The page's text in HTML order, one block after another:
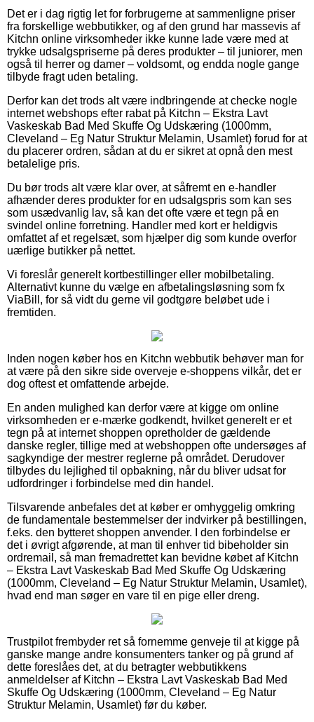
Det er i dag rigtig let for forbrugerne at sammenligne priser
fra forskellige webbutikker, og af den grund har massevis af
Kitchn online virksomheder ikke kunne lade være med at
trykke udsalgspriserne på deres produkter – til juniorer, men
også til herrer og damer – voldsomt, og endda nogle gange
tilbyde fragt uden betaling.
Derfor kan det trods alt være indbringende at checke nogle
internet webshops efter rabat på Kitchn – Ekstra Lavt
Vaskeskab Bad Med Skuffe Og Udskæring (1000mm,
Cleveland – Eg Natur Struktur Melamin, Usamlet) forud for at
du placerer ordren, sådan at du er sikret at opnå den mest
betalelige pris.
Du bør trods alt være klar over, at såfremt en e-handler
afhænder deres produkter for en udsalgspris som kan ses
som usædvanlig lav, så kan det ofte være et tegn på en
svindel online forretning. Handler med kort er heldigvis
omfattet af et regelsæt, som hjælper dig som kunde overfor
uærlige butikker på nettet.
Vi foreslår generelt kortbestillinger eller mobilbetaling.
Alternativt kunne du vælge en afbetalingsløsning som fx
ViaBill, for så vidt du gerne vil godtgøre beløbet ude i
fremtiden.
Inden nogen køber hos en Kitchn webbutik behøver man for
at være på den sikre side overveje e-shoppens vilkår, det er
dog oftest et omfattende arbejde.
En anden mulighed kan derfor være at kigge om online
virksomheden er e-mærke godkendt, hvilket generelt er et
tegn på at internet shoppen opretholder de gældende
danske regler, tillige med at webshoppen ofte undersøges af
sagkyndige der mestrer reglerne på området. Derudover
tilbydes du lejlighed til opbakning, når du bliver udsat for
udfordringer i forbindelse med din handel.
Tilsvarende anbefales det at køber er omhyggelig omkring
de fundamentale bestemmelser der indvirker på bestillingen,
f.eks. den bytteret shoppen anvender. I den forbindelse er
det i øvrigt afgørende, at man til enhver tid bibeholder sin
ordremail, så man fremadrettet kan bevidne købet af Kitchn
– Ekstra Lavt Vaskeskab Bad Med Skuffe Og Udskæring
(1000mm, Cleveland – Eg Natur Struktur Melamin, Usamlet),
hvad end man søger en vare til en pige eller dreng.
Trustpilot frembyder ret så fornemme genveje til at kigge på
ganske mange andre konsumenters tanker og på grund af
dette foreslåes det, at du betragter webbutikkens
anmeldelser af Kitchn – Ekstra Lavt Vaskeskab Bad Med
Skuffe Og Udskæring (1000mm, Cleveland – Eg Natur
Struktur Melamin, Usamlet) før du køber.